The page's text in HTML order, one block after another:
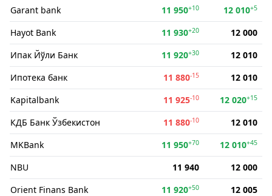
Garant bank
11 950+10 12 010+5
Hayot Bank 11 930+20
12 000
Ипак Йўли Банк
11 920+30
12 010
Ипотека банк
11 880-15
12 010
Kapitalbank
11 925-10 12 020+15
КДБ Банк Ўзбекистон 11 880-10
12 010
MKBank
11 950+70 12 010+45
NBU 11 940
12 000
Orient Finans Bank
11 920+50
12 005